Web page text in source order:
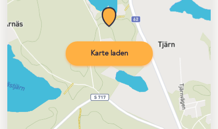
Karte laden